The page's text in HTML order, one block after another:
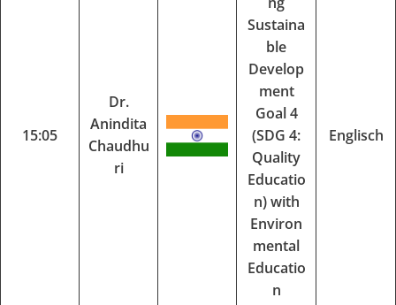
15:05
Dr.
Anindita
Chaudhu
ri
Sustaina
ble
Develop
ment
Goal 4
(SDG 4:
Quality
Educatio
n) with
Environ
mental
Educatio
n
Englisch